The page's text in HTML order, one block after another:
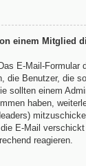
einem Mitglied
E-Mail-Formular
die Benutzer, die
sollten einem
haben,
E-Mail
reagieren.